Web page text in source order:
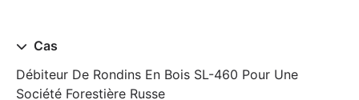
Cas
Débiteur De Rondins En Bois SL-460 Pour Une
Société Forestière Russe